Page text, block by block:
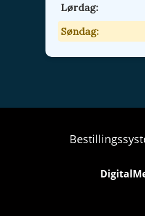
Lørdag:
Søndag: